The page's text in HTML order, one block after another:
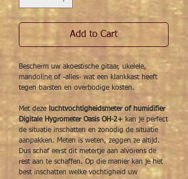
Add to Cart
Bescherm uw akoestische gitaar, ukelele,
mandoline of -alles- wat een klankkast heeft
tegen barsten en overbodige kosten.
Met deze luchtvochtigheidsmeter of humidifier
Digitale Hygrometer Oasis OH-2+ kan je perfect
de situatie inschatten en zonodig de situatie
aanpakken. Meten is weten, zeggen ze altijd.
Dus schaf eerst dit metertje aan alvorens de
rest aan te schaffen. Op die manier kan je het
best inschatten welke vochtigheid uw